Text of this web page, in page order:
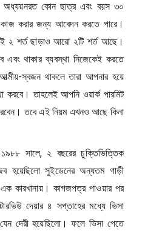
অধ্যয়নরত কোন ছাত্র এবং বয়স ৩০
করার জন্য আবেদন করতে পারে।
২ শর্ত ছাড়াও আরো ২টি শর্ত আছে।
এবং থাকার ব্যবস্থা নিজেকেই করতে
স্বজন থাকলে তারা আপনার হয়ে
করবে। তাহলেই আপনি ওয়ার্ক পারমিট
তবে এই নিয়ম এখনও আছে কিনা
সালে, ২ বছরের চুক্তিভিত্তিক
হয়েছিলো সুইডেনের অন্যতম গাড়ী
কারখানায়। কাগজপত্র পাওয়ার পর
দেয়ার ৪ সপ্তাহের মধ্যে ভিসা
দেরী হয়েছিলো। ফলে ভিসা পেতে